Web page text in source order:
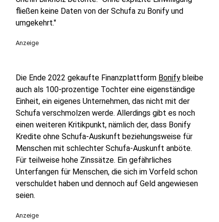
fließen keine Daten von der Schufa zu Bonify und
umgekehrt."
Anzeige
Die Ende 2022 gekaufte Finanzplattform Bonify bleibe
auch als 100-prozentige Tochter eine eigenständige
Einheit, ein eigenes Unternehmen, das nicht mit der
Schufa verschmolzen werde. Allerdings gibt es noch
einen weiteren Kritikpunkt, nämlich der, dass Bonify
Kredite ohne Schufa-Auskunft beziehungsweise für
Menschen mit schlechter Schufa-Auskunft anböte.
Für teilweise hohe Zinssätze. Ein gefährliches
Unterfangen für Menschen, die sich im Vorfeld schon
verschuldet haben und dennoch auf Geld angewiesen
seien.
Anzeige